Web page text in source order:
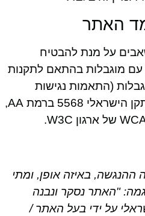
האתר
על מנת להבטיח
עם מוגבלות בהתאם לתקנות
(התאמות נגישות
לשירות), תשע"ג-2013, ולתקן הישראלי 5568 ברמת AA,
ההנגשה, באיזה אופן, ומתי
"האתר נסקר ונבנה
על ידי בעל האתר /